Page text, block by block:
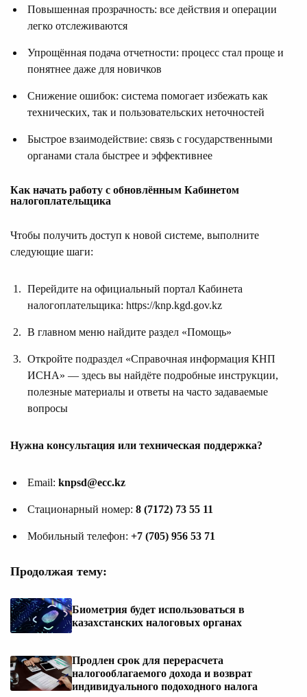
Повышенная прозрачность: все действия и операции
легко отслеживаются
Упрощённая подача отчетности: процесс стал проще и
понятнее даже для новичков
Снижение ошибок: система помогает избежать как
технических, так и пользовательских неточностей
Быстрое взаимодействие: связь с государственными
органами стала быстрее и эффективнее
Как начать работу с обновлённым Кабинетом
налогоплательщика
Чтобы получить доступ к новой системе, выполните
следующие шаги:
Перейдите на официальный портал Кабинета
налогоплательщика: https://knp.kgd.gov.kz
В главном меню найдите раздел «Помощь»
Откройте подраздел «Справочная информация КНП
ИСНА» — здесь вы найдёте подробные инструкции,
полезные материалы и ответы на часто задаваемые
вопросы
Нужна консультация или техническая поддержка?
Email: knpsd@ecc.kz
Стационарный номер: 8 (7172) 73 55 11
Мобильный телефон: +7 (705) 956 53 71
Продолжая тему:
Биометрия будет использоваться в
казахстанских налоговых органах
Продлен срок для перерасчета
налогооблагаемого дохода и возврат
индивидуального подоходного налога